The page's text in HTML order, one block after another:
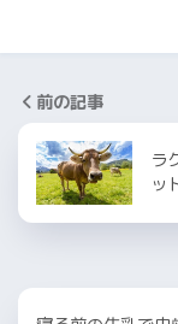
前の記事
ラ
ッ